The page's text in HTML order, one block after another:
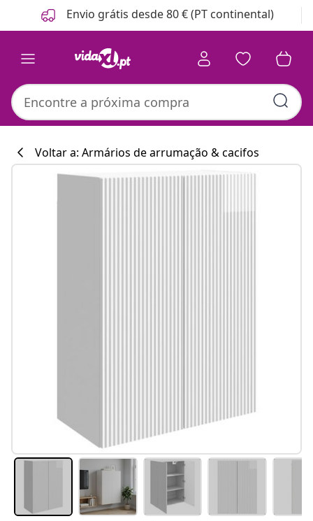
Anterior
Seguinte Envio grátis desde 80 € (PT continental)
Voltar a: Armários de arrumação & cacifos